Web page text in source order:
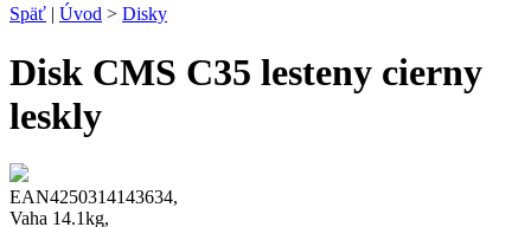
Späť | Úvod > Disky
Disk CMS C35 lesteny cierny
leskly
EAN4250314143634,
Vaha 14.1kg,